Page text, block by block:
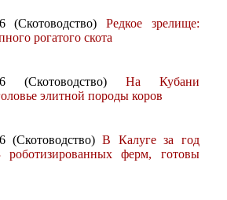
(Скотоводство) Редкое зрелище:
рогатого скота
(Скотоводство) На Кубани
элитной породы коров
(Скотоводство)В Калуге за год
роботизированных ферм, готовы